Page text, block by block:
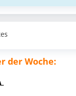
der Woche: